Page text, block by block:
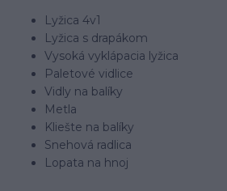
Lyžica 4v1
Lyžica s drapákom
Vysoká vyklápacia lyžica
Paletové vidlice
Vidly na balíky
Metla
Kliešte na balíky
Snehová radlica
Lopata na hnoj